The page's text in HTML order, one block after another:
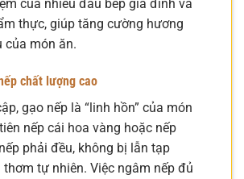
của nhiều đầu bếp gia đình và
thực, giúp tăng cường hương
của món ăn.
chất lượng cao
gạo nếp là “linh hồn” của món
nếp cái hoa vàng hoặc nếp
phải đều, không bị lẫn tạp
thơm tự nhiên. Việc ngâm nếp đủ